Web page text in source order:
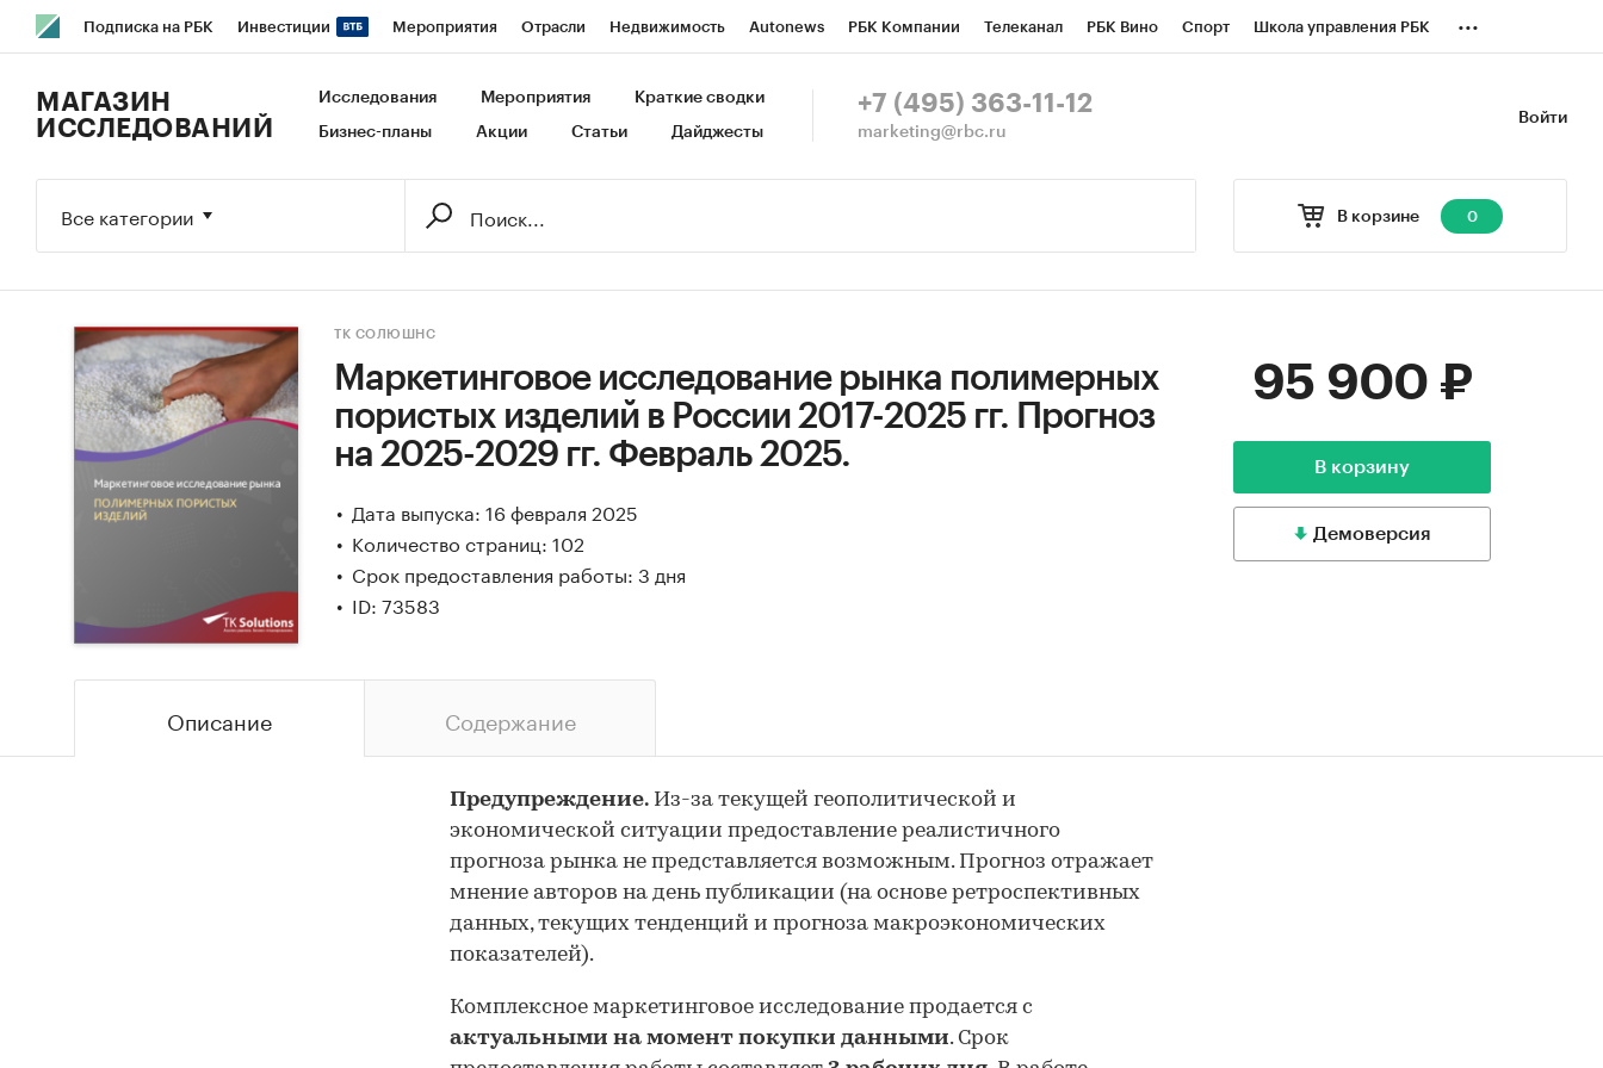
Подписка на РБК Инвестиции Мероприятия Отрасли Недвижимость Autonews РБК Компании Телеканал РБК Вино Спорт Школа управления РБК
Исследования Кредитные рейтинги Франшизы Газета Спецпроекты СПб Конференции СПб Спецпроекты
...
Войти
МАГАЗИН
ИССЛЕДОВАНИЙ
Исследования Мероприятия Краткие сводки
Бизнес-планы Акции Статьи Дайджесты
+7 (495) 363-11-12
marketing@rbc.ru
В корзине 0
Все категории
ТК СОЛЮШНС
Маркетинговое исследование рынка полимерных
пористых изделий в России 2017-2025 гг. Прогноз
на 2025-2029 гг. Февраль 2025.
Дата выпуска: 16 февраля 2025
Количество страниц: 102
Срок предоставления работы: 3 дня
ID: 73583
95 900 ₽
В корзину
Демоверсия
Описание Содержание
Предупреждение. Из-за текущей геополитической и
экономической ситуации предоставление реалистичного
прогноза рынка не представляется возможным. Прогноз отражает
мнение авторов на день публикации (на основе ретроспективных
данных, текущих тенденций и прогноза макроэкономических
показателей).
Комплексное маркетинговое исследование продается с
актуальными на момент покупки данными. Срок